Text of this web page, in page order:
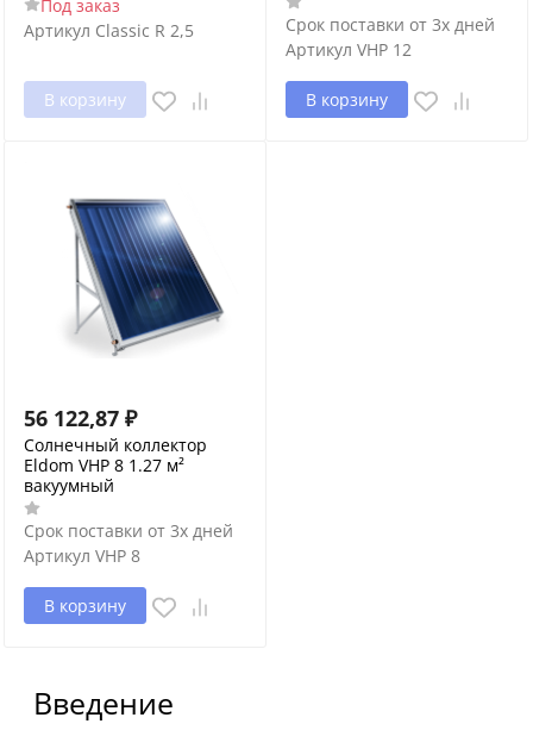
Под заказ
Артикул Classic R 2,5
В корзину
Срок поставки от 3х дней
Артикул VHP 12
В корзину
56 122,87 ₽
Солнечный коллектор
Eldom VHP 8 1.27 м²
вакуумный
Срок поставки от 3х дней
Артикул VHP 8
В корзину
Введение